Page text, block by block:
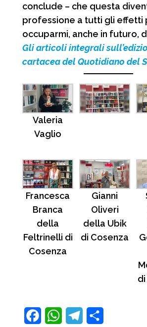
conclude – che questa
professione a tutti gli effetti
occuparmi, anche in futuro,
Gli articoli integrali
cartacea del Quotidiano del
Valeria
Vaglio
Francesca
Branca
della
Feltrinelli di
Cosenza
Gianni
Oliveri
della Ubik
di Cosenza
W